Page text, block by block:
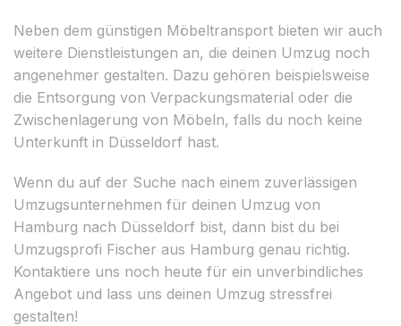
Neben dem günstigen Möbeltransport bieten wir auch
weitere Dienstleistungen an, die deinen Umzug noch
angenehmer gestalten. Dazu gehören beispielsweise
die Entsorgung von Verpackungsmaterial oder die
Zwischenlagerung von Möbeln, falls du noch keine
Unterkunft in Düsseldorf hast.
Wenn du auf der Suche nach einem zuverlässigen
Umzugsunternehmen für deinen Umzug von
Hamburg nach Düsseldorf bist, dann bist du bei
Umzugsprofi Fischer aus Hamburg genau richtig.
Kontaktiere uns noch heute für ein unverbindliches
Angebot und lass uns deinen Umzug stressfrei
gestalten!